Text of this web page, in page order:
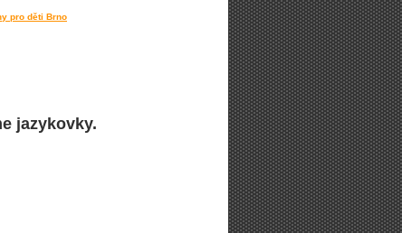
pro děti Brno
jazykovky.